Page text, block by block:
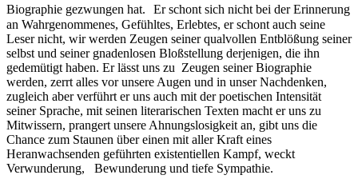
Biographie gezwungen hat. Er schont sich nicht bei der Erinnerung
an Wahrgenommenes, Gefühltes, Erlebtes, er schont auch seine
Leser nicht, wir werden Zeugen seiner qualvollen Entblößung seiner
selbst und seiner gnadenlosen Bloßstellung derjenigen, die ihn
gedemütigt haben. Er lässt uns zu Zeugen seiner Biographie
werden, zerrt alles vor unsere Augen und in unser Nachdenken,
zugleich aber verführt er uns auch mit der poetischen Intensität
seiner Sprache, mit seinen literarischen Texten macht er uns zu
Mitwissern, prangert unsere Ahnungslosigkeit an, gibt uns die
Chance zum Staunen über einen mit aller Kraft eines
Heranwachsenden geführten existentiellen Kampf, weckt
Verwunderung, Bewunderung und tiefe Sympathie.